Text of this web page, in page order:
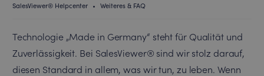
SalesViewer® Helpcenter • Weiteres & FAQ
Technologie „Made in Germany“ steht für Qualität und
Zuverlässigkeit. Bei SalesViewer® sind wir stolz darauf,
diesen Standard in allem, was wir tun, zu leben. Wenn